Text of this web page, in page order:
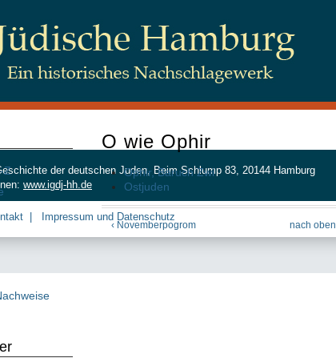
O wie Ophir
Ophir, Baruch Zwi
Ostjuden
‹ Novemberpogrom nach oben
Z
der deutschen Juden, Beim Schlump 83, 20144 Hamburg
www.igdj-hh.de
Impressum und Datenschutz